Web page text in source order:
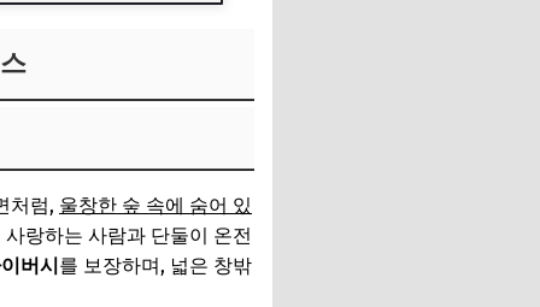
처럼, 울창한 숲 속에 숨어 있
랑하는 사람과 단둘이 온전
버시 를 보장하며, 넓은 창밖